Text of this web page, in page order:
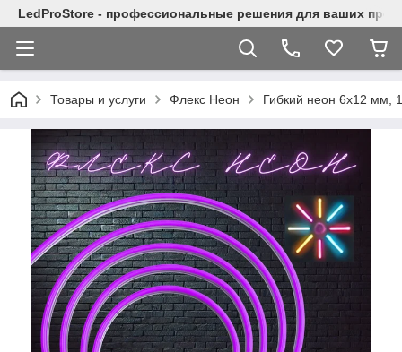
LedProStore - профессиональные решения для ваших
Товары и услуги Флекс Неон Гибкий неон 6x12